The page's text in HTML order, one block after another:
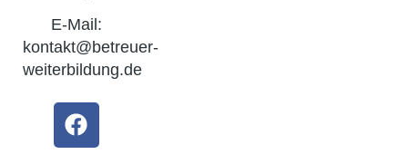
E-Mail:
kontakt@betreuer-
weiterbildung.de